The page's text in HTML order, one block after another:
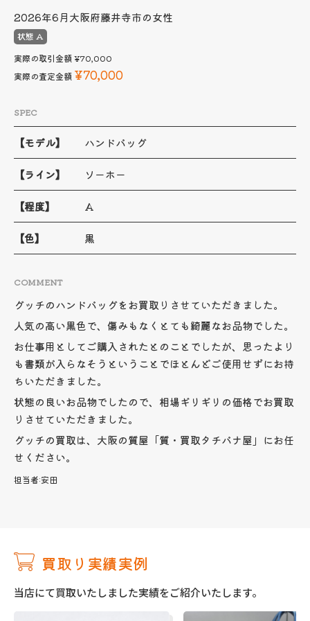
2026年6月大阪府藤井寺市の女性
状態 A
実際の取引金額¥70,000
実際の査定金額 ¥70,000
SPEC
【モデル】 ハンドバッグ
【ライン】 ソーホー
【程度】 A
【色】 黒
COMMENT
グッチのハンドバッグをお買取りさせていただきました。
人気の高い黒色で、傷みもなくとても綺麗なお品物でした。
お仕事用としてご購入されたとのことでしたが、思ったより
も書類が入らなそうということでほとんどご使用せずにお持
ちいただきました。
状態の良いお品物でしたので、相場ギリギリの価格でお買取
りさせていただきました。
グッチの買取は、大阪の質屋「質・買取タチバナ屋」にお任
せください。
担当者:安田
買取り実績実例
当店にて買取いたしました実績をご紹介いたします。